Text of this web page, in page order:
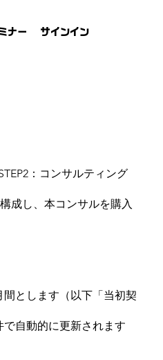
ナー サインイン
：コンサルティング
成し、本コンサルを購入
とします（以下「当初契
自動的に更新されます